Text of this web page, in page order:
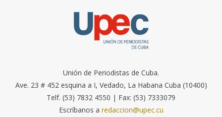
Unión de Periodistas de Cuba.
Ave. 23 # 452 esquina a I, Vedado, La Habana Cuba (10400)
Telf. (53) 7832 4550 | Fax: (53) 7333079
Escríbanos a redaccion@upec.cu